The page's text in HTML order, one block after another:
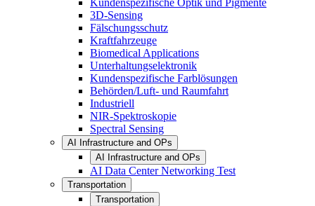
Kundenspezifische Optik und Pigmente
3D-Sensing
Fälschungsschutz
Kraftfahrzeuge
Biomedical Applications
Unterhaltungselektronik
Kundenspezifische Farblösungen
Behörden/Luft- und Raumfahrt
Industriell
NIR-Spektroskopie
Spectral Sensing
AI Infrastructure and OPs
AI Infrastructure and OPs
AI Data Center Networking Test
Transportation
Transportation